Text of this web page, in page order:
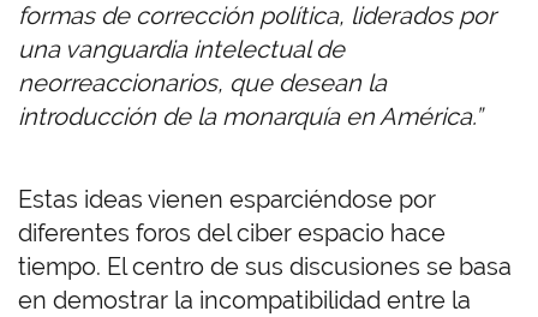
formas de corrección política, liderados por
una vanguardia intelectual de
neorreaccionarios, que desean la
introducción de la monarquía en América.”
Estas ideas vienen esparciéndose por
diferentes foros del ciber espacio hace
tiempo. El centro de sus discusiones se basa
en demostrar la incompatibilidad entre la